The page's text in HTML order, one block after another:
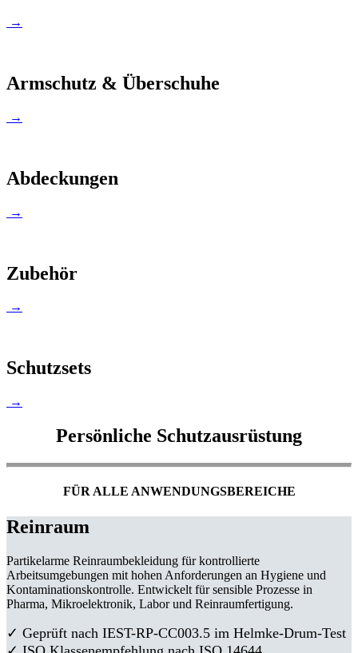
→
Armschutz & Überschuhe
→
Abdeckungen
→
Zubehör
→
Schutzsets
→
Persönliche Schutzausrüstung
FÜR ALLE ANWENDUNGSBEREICHE
Reinraum
Partikelarme Reinraumbekleidung für kontrollierte
Arbeitsumgebungen mit hohen Anforderungen an Hygiene und
Kontaminationskontrolle. Entwickelt für sensible Prozesse in
Pharma, Mikroelektronik, Labor und Reinraumfertigung.
✓ Geprüft nach IEST-RP-CC003.5 im Helmke-Drum-Test